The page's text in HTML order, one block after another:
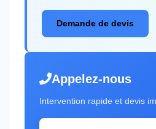
Demande de devis
Appelez-nous
Intervention rapide et devis